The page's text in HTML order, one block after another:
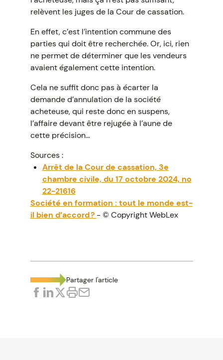
relèvent les juges de la Cour de cassation.
En effet, c’est l’intention commune des
parties qui doit être recherchée. Or, ici, rien
ne permet de déterminer que les vendeurs
avaient également cette intention.
Cela ne suffit donc pas à écarter la
demande d’annulation de la société
acheteuse, qui reste donc en suspens,
l’affaire devant être rejugée à l’aune de
cette précision…
Sources :
Arrêt de la Cour de cassation, 3e
chambre civile, du 17 octobre 2024, no
22-21616
Société en formation : tout le monde est-
il bien d’accord ? - © Copyright WebLex
Partager l'article